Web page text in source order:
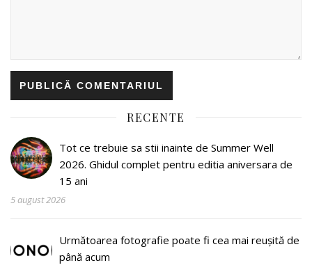
RECENTE
Tot ce trebuie sa stii inainte de Summer Well
2026. Ghidul complet pentru editia aniversara de
15 ani
5 august 2026
Următoarea fotografie poate fi cea mai reușită de
până acum